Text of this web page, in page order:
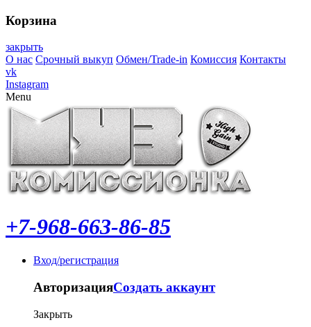
Корзина
закрыть
О нас Срочный выкуп Обмен/Trade-in Комиссия Контакты
vk
Instagram
Menu
+7-968-663-86-85
Вход/регистрация
АвторизацияСоздать аккаунт
Закрыть